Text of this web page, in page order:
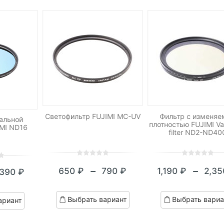
ND16
₽
₽
Светофильтр FUJIMI MC-UV
out
based
on
customer
650 ₽ – 790 ₽
Диапазон
цен:
650 ₽
Выбрать вариант
Фильтр с
плотностью FUJIMI
filter ND2-
out
based
on
customer
1,190₽ –
цен:
1,190
Выбрать